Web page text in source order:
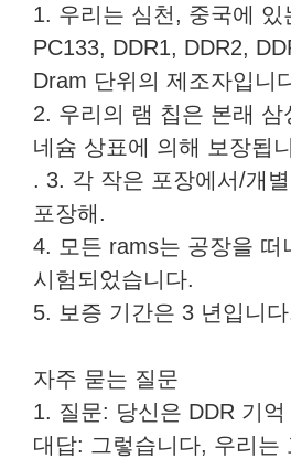
1. 우리는 심천, 중국에 있
PC133, DDR1, DDR2,
Dram 단위의 제조자입니
2. 우리의 램 칩은 본래 삼
네슘 상표에 의해 보장됩
. 3. 각 작은 포장에서/개
포장해.
4. 모든 rams는 공장을 떠
시험되었습니다.
5. 보증 기간은 3 년입니다
자주 묻는 질문
1. 질문: 당신은 DDR 기
대답: 그렇습니다, 우리는